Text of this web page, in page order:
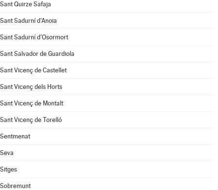
Sant Quirze Safaja
Sant Sadurní d'Anoia
Sant Sadurní d'Osormort
Sant Salvador de Guardiola
Sant Vicenç de Castellet
Sant Vicenç dels Horts
Sant Vicenç de Montalt
Sant Vicenç de Torelló
Sentmenat
Seva
Sitges
Sobremunt